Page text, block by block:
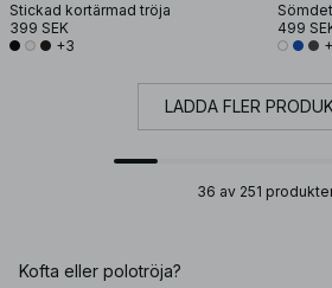
Stickad kortärmad tröja
399 SEK
+3
499
LADDA FLER
36 av 251
Kofta eller polotröja?